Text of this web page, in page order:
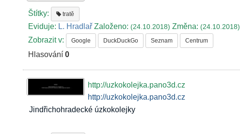
Štítky: tratě
Eviduje: L. Hradlař Založeno:(24.10.2018)Změna:(24.10.2018)
Zobrazit v: Google DuckDuckGo Seznam Centrum
Hlasování0
http://uzkokolejka.pano3d.cz
http://uzkokolejka.pano3d.cz
Jindřichohradecké úzkokolejky